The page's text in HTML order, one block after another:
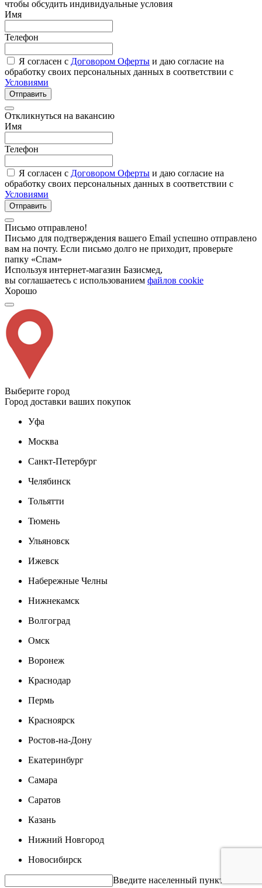
чтобы обсудить индивидуальные условия
Имя
Телефон
Я согласен с Договором Оферты и даю согласие на
обработку своих персональных данных в соответствии с
Условиями
Отправить
Откликнуться на вакансию
Имя
Телефон
Я согласен с Договором Оферты и даю согласие на
обработку своих персональных данных в соответствии с
Условиями
Отправить
Письмо отправлено!
Письмо для подтверждения вашего Email успешно отправлено
вам на почту. Если письмо долго не приходит, проверьте
папку «Спам»
Используя интернет-магазин Базисмед,
вы соглашаетесь с использованием файлов cookie
Хорошо
Выберите город
Город доставки ваших покупок
Уфа
Москва
Санкт-Петербург
Челябинск
Тольятти
Тюмень
Ульяновск
Ижевск
Набережные Челны
Нижнекамск
Волгоград
Омск
Воронеж
Краснодар
Пермь
Красноярск
Ростов-на-Дону
Екатеринбург
Самара
Саратов
Казань
Нижний Новгород
Новосибирск
Введите населенный пункт